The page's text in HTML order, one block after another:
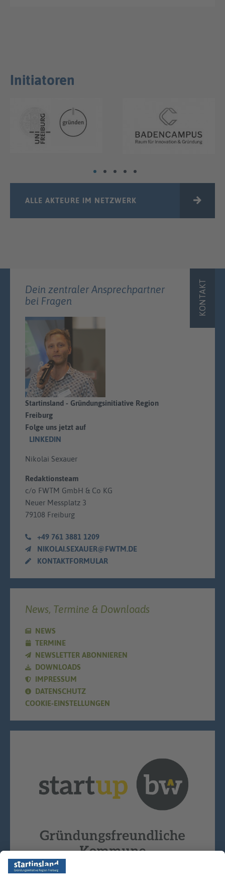
Initiatoren
ALLE AKTEURE IM NETZWERK
KONTAKT
Dein zentraler Ansprechpartner
bei Fragen
Startinsland - Gründungsinitiative Region
Freiburg
Folge uns jetzt auf
LINKEDIN
Nikolai Sexauer
Redaktionsteam
c/o FWTM GmbH & Co KG
Neuer Messplatz 3
79108 Freiburg
+49 761 3881 1209
NIKOLAI.SEXAUER@FWTM.DE
KONTAKTFORMULAR
News, Termine & Downloads
NEWS
TERMINE
NEWSLETTER ABONNIEREN
DOWNLOADS
IMPRESSUM
DATENSCHUTZ
COOKIE-EINSTELLUNGEN